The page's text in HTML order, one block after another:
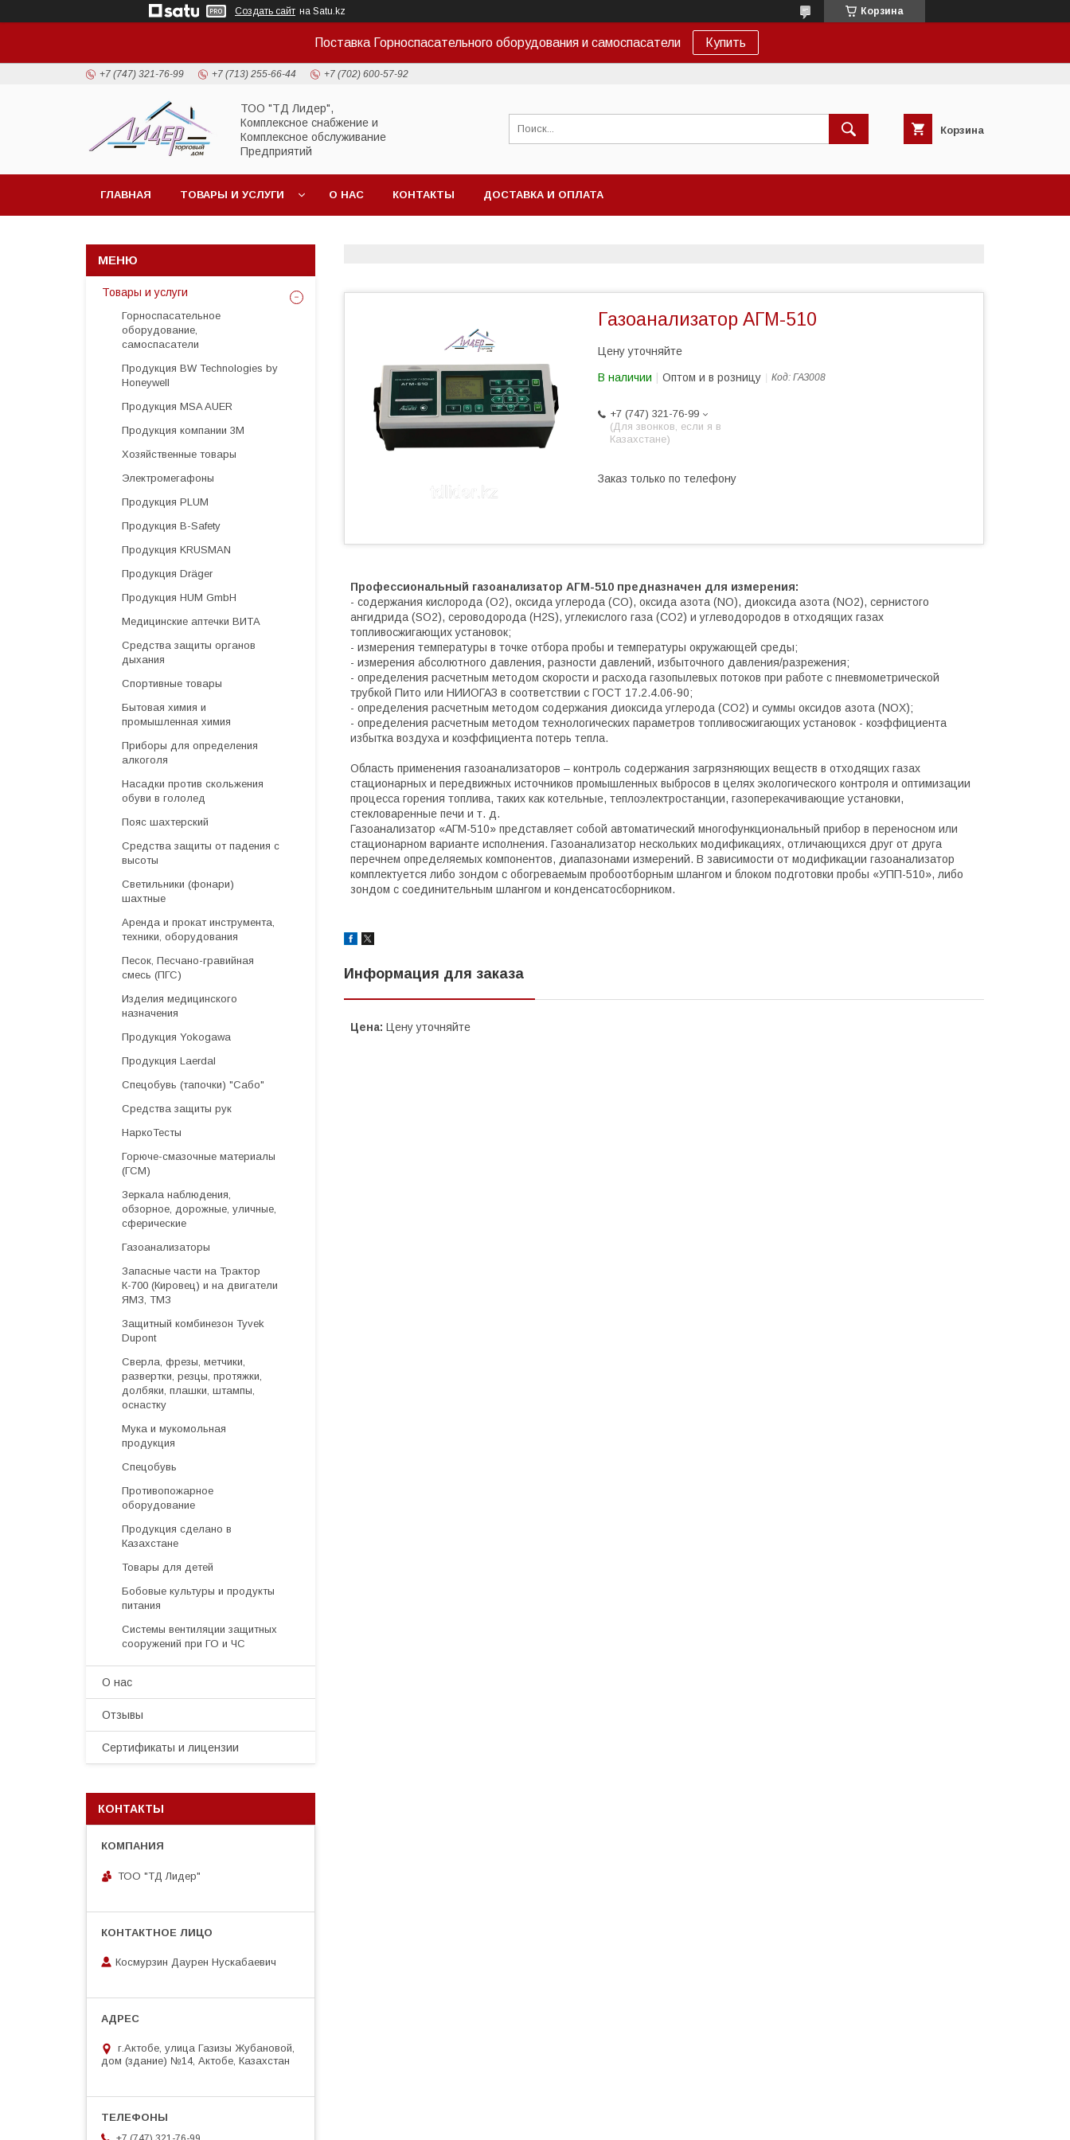
Создать сайт на Satu.kz Корзина
Поставка Горноспасательного оборудования и самоспасатели Купить
+7 (747) 321-76-99 +7 (713) 255-66-44 +7 (702) 600-57-92
ТОО "ТД Лидер",
Комплексное снабжение и
Комплексное обслуживание
Предприятий
Корзина
ГЛАВНАЯ ТОВАРЫ И УСЛУГИ О НАС КОНТАКТЫ ДОСТАВКА И ОПЛАТА
Газоанализатор АГМ-510
Цену уточняйте
В наличии Оптом и в розницу Код: ГАЗ008
+7 (747) 321-76-99
(Для звонков, если я в
Казахстане)
Заказ только по телефону
Профессиональный газоанализатор АГМ-510 предназначен для измерения:
- содержания кислорода (О2), оксида углерода (СО), оксида азота (NO), диоксида азота (NO2), сернистого
ангидрида (SO2), сероводорода (Н2S), углекислого газа (CO2) и углеводородов в отходящих газах
топливосжигающих установок;
- измерения температуры в точке отбора пробы и температуры окружающей среды;
- измерения абсолютного давления, разности давлений, избыточного давления/разрежения;
- определения расчетным методом скорости и расхода газопылевых потоков при работе с пневмометрической
трубкой Пито или НИИОГАЗ в соответствии с ГОСТ 17.2.4.06-90;
- определения расчетным методом содержания диоксида углерода (СО2) и суммы оксидов азота (NOX);
- определения расчетным методом технологических параметров топливосжигающих установок - коэффициента
избытка воздуха и коэффициента потерь тепла.
Область применения газоанализаторов – контроль содержания загрязняющих веществ в отходящих газах
стационарных и передвижных источников промышленных выбросов в целях экологического контроля и оптимизации
процесса горения топлива, таких как котельные, теплоэлектростанции, газоперекачивающие установки,
стекловаренные печи и т. д.
Газоанализатор «АГМ-510» представляет собой автоматический многофункциональный прибор в переносном или
стационарном варианте исполнения. Газоанализатор нескольких модификациях, отличающихся друг от друга
перечнем определяемых компонентов, диапазонами измерений. В зависимости от модификации газоанализатор
комплектуется либо зондом с обогреваемым пробоотборным шлангом и блоком подготовки пробы «УПП-510», либо
зондом с соединительным шлангом и конденсатосборником.
Информация для заказа
Цена: Цену уточняйте
Товары и услуги
Горноспасательное
оборудование,
самоспасатели
Продукция BW Technologies by
Honeywell
Продукция MSA AUER
Продукция компании 3М
Хозяйственные товары
Электромегафоны
Продукция PLUM
Продукция B-Safety
Продукция KRUSMAN
Продукция Dräger
Продукция HUM GmbH
Медицинские аптечки ВИТА
Средства защиты органов
дыхания
Спортивные товары
Бытовая химия и
промышленная химия
Приборы для определения
алкоголя
Насадки против скольжения
обуви в гололед
Пояс шахтерский
Средства защиты от падения с
высоты
Светильники (фонари)
шахтные
Аренда и прокат инструмента,
техники, оборудования
Песок, Песчано-гравийная
смесь (ПГС)
Изделия медицинского
назначения
Продукция Yokogawa
Продукция Laerdal
Спецобувь (тапочки) "Сабо"
Средства защиты рук
НаркоТесты
Горюче-смазочные материалы
(ГСМ)
Зеркала наблюдения,
обзорное, дорожные, уличные,
сферические
Газоанализаторы
Запасные части на Трактор
К-700 (Кировец) и на двигатели
ЯМЗ, ТМЗ
Защитный комбинезон Tyvek
Dupont
Cверла, фрезы, метчики,
развертки, резцы, протяжки,
долбяки, плашки, штампы,
оснастку
Мука и мукомольная
продукция
Спецобувь
Противопожарное
оборудование
Продукция сделано в
Казахстане
Товары для детей
Бобовые культуры и продукты
питания
Системы вентиляции защитных
сооружений при ГО и ЧС
О нас
Отзывы
Сертификаты и лицензии
КОНТАКТЫ
ТОО "ТД Лидер"
Космурзин Даурен Нускабаевич
г.Актобе, улица Газизы Жубановой,
дом (здание) №14, Актобе, Казахстан